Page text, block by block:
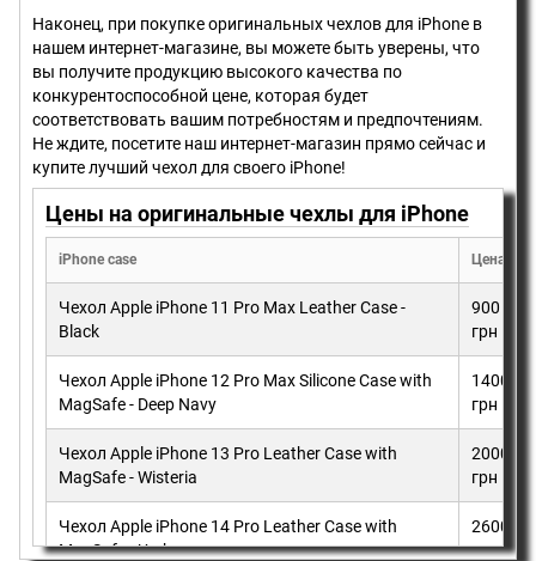
Наконец, при покупке оригинальных чехлов для iPhone в
нашем интернет-магазине, вы можете быть уверены, что
вы получите продукцию высокого качества по
конкурентоспособной цене, которая будет
соответствовать вашим потребностям и предпочтениям.
Не ждите, посетите наш интернет-магазин прямо сейчас и
купите лучший чехол для своего iPhone!
Цены на оригинальные чехлы для iPhone
iPhone case Цена
Чехол Apple iPhone 11 Pro Max Leather Case -
Black
900
грн
Чехол Apple iPhone 12 Pro Max Silicone Case with
MagSafe - Deep Navy
1400
грн
Чехол Apple iPhone 13 Pro Leather Case with
MagSafe - Wisteria
2000
грн
Чехол Apple iPhone 14 Pro Leather Case with
MagSafe - Umber
2600
грн